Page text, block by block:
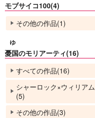
モブサイコ100(4)
その他の作品(1)
ゆ
憂国のモリアーティ(16)
すべての作品(16)
シャーロック×ウィリアム
(5)
その他の作品(3)